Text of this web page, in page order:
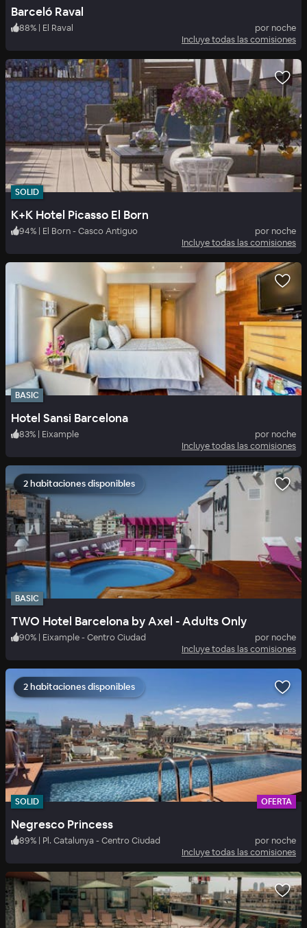
Barceló Raval
88% | El Raval
por noche
Incluye todas las comisiones
SOLID
K+K Hotel Picasso El Born
94% | El Born - Casco Antiguo
por noche
Incluye todas las comisiones
BASIC
Hotel Sansi Barcelona
83% | Eixample
por noche
Incluye todas las comisiones
2 habitaciones disponibles
BASIC
TWO Hotel Barcelona by Axel - Adults Only
90% | Eixample - Centro Ciudad
por noche
Incluye todas las comisiones
2 habitaciones disponibles
SOLID OFERTA
Negresco Princess
89% | Pl. Catalunya - Centro Ciudad
por noche
Incluye todas las comisiones